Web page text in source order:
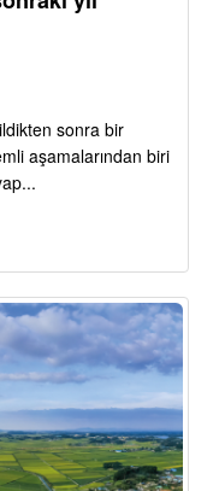
sonra bir
aşamalarından biri